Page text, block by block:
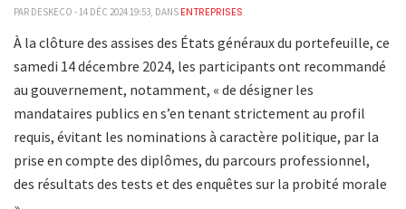
PAR DESKECO - 14 DÉC 2024 19:53, DANS ENTREPRISES
À la clôture des assises des États généraux du portefeuille, ce
samedi 14 décembre 2024, les participants ont recommandé
au gouvernement, notamment, « de désigner les
mandataires publics en s’en tenant strictement au profil
requis, évitant les nominations à caractère politique, par la
prise en compte des diplômes, du parcours professionnel,
des résultats des tests et des enquêtes sur la probité morale